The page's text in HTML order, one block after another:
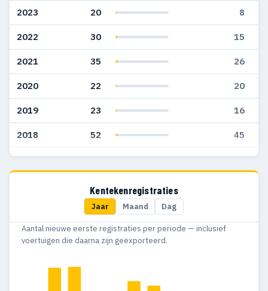
2023 20 8
2022 30 15
2021 35 26
2020 22 20
2019 23 16
2018 52 45
2017 50 49
35
2014 57
Kentekenregistraties
Jaar Maand Dag
Aantal nieuwe eerste registraties per periode — inclusief
voertuigen die daarna zijn geëxporteerd.